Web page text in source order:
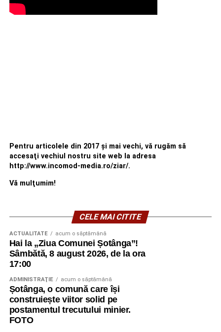
Media
Pentru articolele din 2017 şi mai vechi, vă rugăm să
accesaţi vechiul nostru site web la adresa
http://www.incomod-media.ro/ziar/.
Vă mulţumim!
CELE MAI CITITE
ACTUALITATE acum o săptămână
Hai la „Ziua Comunei Șotânga”!
Sâmbătă, 8 august 2026, de la ora
17:00
ADMINISTRAŢIE acum o săptămână
Șotânga, o comună care își
construiește viitor solid pe
postamentul trecutului minier.
FOTO